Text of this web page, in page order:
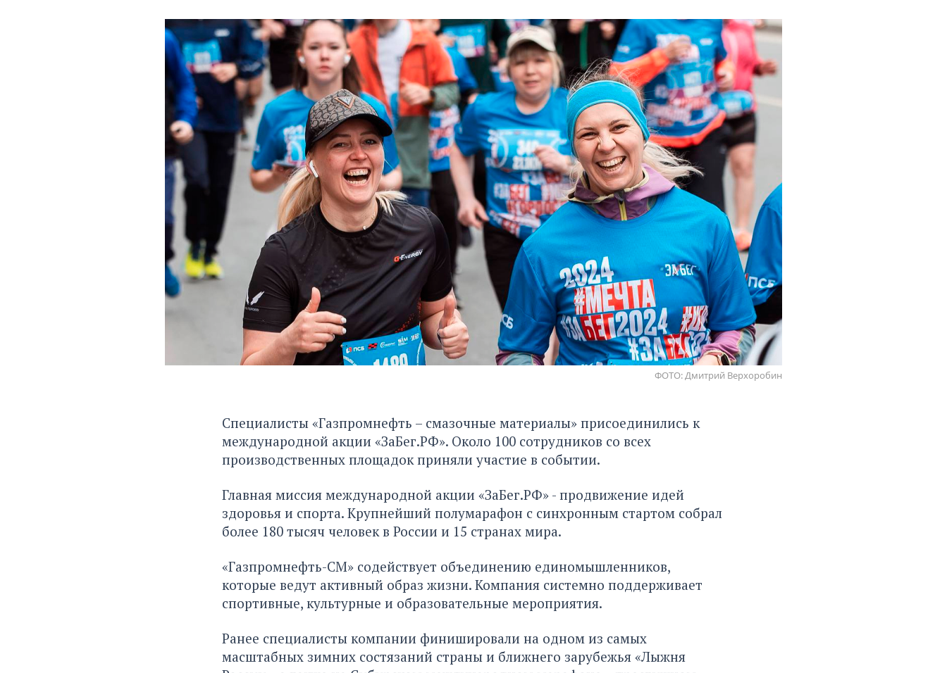
ФОТО: Дмитрий Верхоробин
Специалисты «Газпромнефть – смазочные материалы» присоединились к
международной акции «ЗаБег.РФ». Около 100 сотрудников со всех
производственных площадок приняли участие в событии.
Главная миссия международной акции «ЗаБег.РФ» - продвижение идей
здоровья и спорта. Крупнейший полумарафон с синхронным стартом собрал
более 180 тысяч человек в России и 15 странах мира.
«Газпромнефть-СМ» содействует объединению единомышленников,
которые ведут активный образ жизни. Компания системно поддерживает
спортивные, культурные и образовательные мероприятия.
Ранее специалисты компании финишировали на одном из самых
масштабных зимних состязаний страны и ближнего зарубежья «Лыжня